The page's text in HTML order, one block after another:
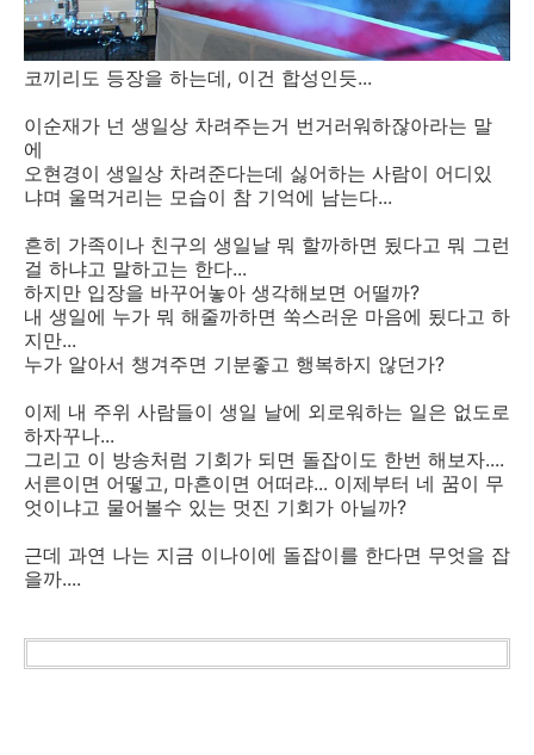
코끼리도 등장을 하는데, 이건 합성인듯...
이순재가 넌 생일상 차려주는거 번거러워하잖아라는 말
에
오현경이 생일상 차려준다는데 싫어하는 사람이 어디있
냐며 울먹거리는 모습이 참 기억에 남는다...
흔히 가족이나 친구의 생일날 뭐 할까하면 됬다고 뭐 그런
걸 하냐고 말하고는 한다...
하지만 입장을 바꾸어놓아 생각해보면 어떨까?
내 생일에 누가 뭐 해줄까하면 쑥스러운 마음에 됬다고 하
지만...
누가 알아서 챙겨주면 기분좋고 행복하지 않던가?
이제 내 주위 사람들이 생일 날에 외로워하는 일은 없도로
하자꾸나...
그리고 이 방송처럼 기회가 되면 돌잡이도 한번 해보자....
서른이면 어떻고, 마흔이면 어떠랴... 이제부터 네 꿈이 무
엇이냐고 물어볼수 있는 멋진 기회가 아닐까?
근데 과연 나는 지금 이나이에 돌잡이를 한다면 무엇을 잡
을까....